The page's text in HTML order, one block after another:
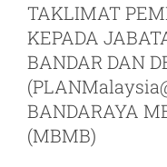
TAKLIMAT
KEPADA
BANDAR DAN
BANDARAYA
(MBMB)